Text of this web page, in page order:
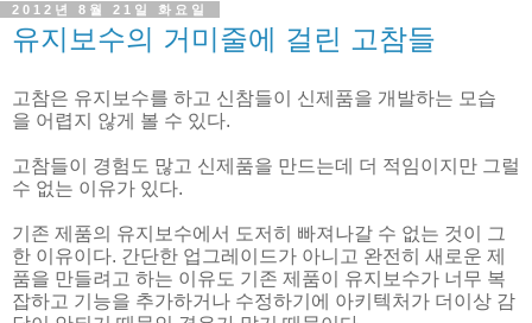
2012년 8월 21일 화요일
유지보수의 거미줄에 걸린 고참들
고참은 유지보수를 하고 신참들이 신제품을 개발하는 모습
을 어렵지 않게 볼 수 있다.
고참들이 경험도 많고 신제품을 만드는데 더 적임이지만 그럴
수 없는 이유가 있다.
기존 제품의 유지보수에서 도저히 빠져나갈 수 없는 것이 그
한 이유이다. 간단한 업그레이드가 아니고 완전히 새로운 제
품을 만들려고 하는 이유도 기존 제품이 유지보수가 너무 복
잡하고 기능을 추가하거나 수정하기에 아키텍처가 더이상 감